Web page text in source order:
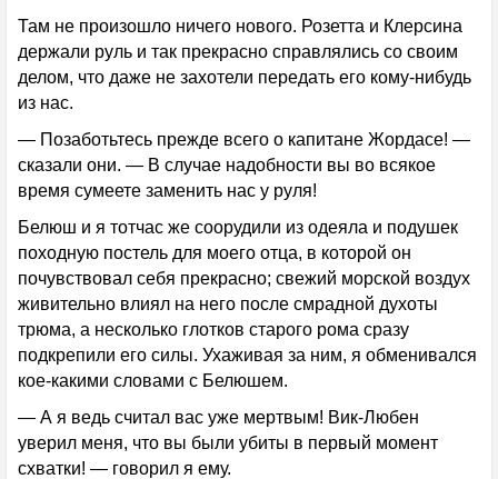
Там не произошло ничего нового. Розетта и Клерсина
держали руль и так прекрасно справлялись со своим
делом, что даже не захотели передать его кому-нибудь
из нас.
— Позаботьтесь прежде всего о капитане Жордасе! —
сказали они. — В случае надобности вы во всякое
время сумеете заменить нас у руля!
Белюш и я тотчас же соорудили из одеяла и подушек
походную постель для моего отца, в которой он
почувствовал себя прекрасно; свежий морской воздух
живительно влиял на него после смрадной духоты
трюма, а несколько глотков старого рома сразу
подкрепили его силы. Ухаживая за ним, я обменивался
кое-какими словами с Белюшем.
— А я ведь считал вас уже мертвым! Вик-Любен
уверил меня, что вы были убиты в первый момент
схватки! — говорил я ему.